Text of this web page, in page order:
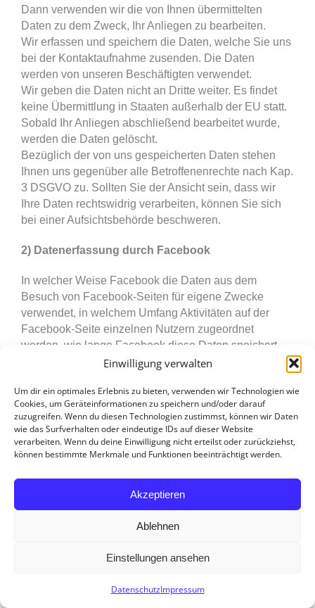
Einwilligung verwalten
Um dir ein optimales Erlebnis zu bieten, verwenden wir Technologien wie
Cookies, um Geräteinformationen zu speichern und/oder darauf
zuzugreifen. Wenn du diesen Technologien zustimmst, können wir Daten
wie das Surfverhalten oder eindeutige IDs auf dieser Website
verarbeiten. Wenn du deine Einwilligung nicht erteilst oder zurückziehst,
können bestimmte Merkmale und Funktionen beeinträchtigt werden.
Akzeptieren
Ablehnen
Einstellungen ansehen
DatenschutzImpressum
Dann verwenden wir die von Ihnen übermittelten
Daten zu dem Zweck, Ihr Anliegen zu bearbeiten.
Wir erfassen und speichern die Daten, welche Sie uns
bei der Kontaktaufnahme zusenden. Die Daten
werden von unseren Beschäftigten verwendet.
Wir geben die Daten nicht an Dritte weiter. Es findet
keine Übermittlung in Staaten außerhalb der EU statt.
Sobald Ihr Anliegen abschließend bearbeitet wurde,
werden die Daten gelöscht.
Bezüglich der von uns gespeicherten Daten stehen
Ihnen uns gegenüber alle Betroffenenrechte nach Kap.
3 DSGVO zu. Sollten Sie der Ansicht sein, dass wir
Ihre Daten rechtswidrig verarbeiten, können Sie sich
bei einer Aufsichtsbehörde beschweren.
2) Datenerfassung durch Facebook
In welcher Weise Facebook die Daten aus dem
Besuch von Facebook-Seiten für eigene Zwecke
verwendet, in welchem Umfang Aktivitäten auf der
Facebook-Seite einzelnen Nutzern zugeordnet
werden, wie lange Facebook diese Daten speichert
und ob Daten aus einem Besuch unserer Facebook-
Facebook nicht abschließend und klar benannt und ist
uns nicht bekannt.
Facebook ist ein Unternehmen mit Sitz in den USA;
Facebook, Inc., 1601 Willow Road, Menlo Park,
Die Webseiten unter www.facebook.com und die
Facebook Ireland Limited, 4 Grand Canal Square,
Facebook ist dem Privacy-Shield-Abkommen
https://www.privacyshield.gov/participant?